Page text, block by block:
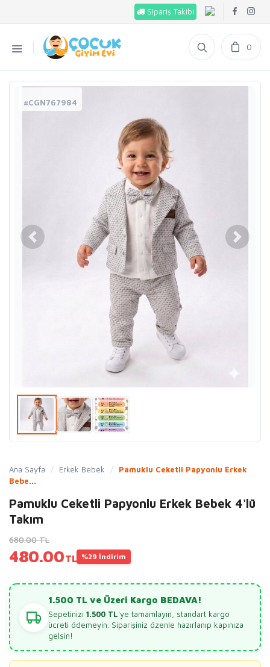
Sipariş Takibi
0
#CGN767984
Ana Sayfa / Erkek Bebek /
Pamuklu Ceketli Papyonlu Erkek
Bebe...
Pamuklu Ceketli Papyonlu Erkek Bebek 4'lü
Takım
680.00 TL
480.00TL %29 İndirim
1.500 TL ve Üzeri Kargo BEDAVA!
Sepetinizi 1.500 TL'ye tamamlayın, standart kargo
ücreti ödemeyin. Siparişiniz özenle hazırlanıp kapınıza
gelsin!